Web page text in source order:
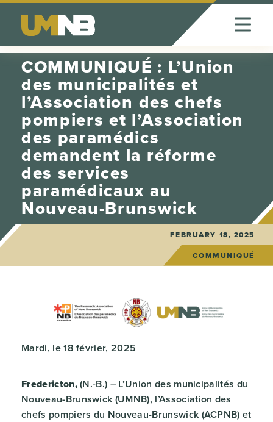
Skip to Content
COMMUNIQUÉ : L’Union
des municipalités et
l’Association des chefs
pompiers et l’Association
des paramédics
demandent la réforme
des services
paramédicaux au
Nouveau-Brunswick
FEBRUARY 18, 2025
COMMUNIQUÉ
Mardi, le 18 février, 2025
Fredericton,(N.-B.) – L’Union des municipalités du
Nouveau-Brunswick (UMNB), l’Association des
chefs pompiers du Nouveau-Brunswick (ACPNB) et